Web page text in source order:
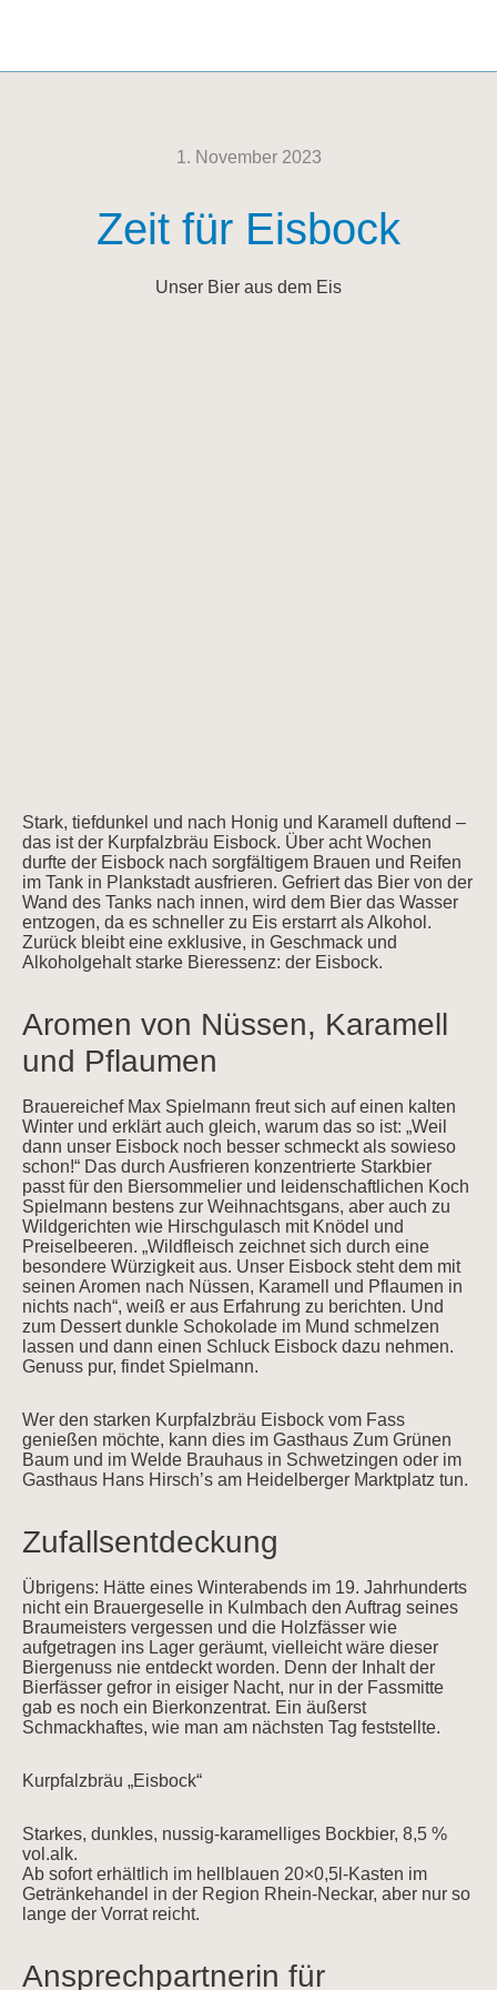
1. November 2023
Zeit für Eisbock
Unser Bier aus dem Eis
Stark, tiefdunkel und nach Honig und Karamell duftend –
das ist der Kurpfalzbräu Eisbock. Über acht Wochen
durfte der Eisbock nach sorgfältigem Brauen und Reifen
im Tank in Plankstadt ausfrieren. Gefriert das Bier von der
Wand des Tanks nach innen, wird dem Bier das Wasser
entzogen, da es schneller zu Eis erstarrt als Alkohol.
Zurück bleibt eine exklusive, in Geschmack und
Alkoholgehalt starke Bieressenz: der Eisbock.
Aromen von Nüssen, Karamell
und Pflaumen
Brauereichef Max Spielmann freut sich auf einen kalten
Winter und erklärt auch gleich, warum das so ist: „Weil
dann unser Eisbock noch besser schmeckt als sowieso
schon!“ Das durch Ausfrieren konzentrierte Starkbier
passt für den Biersommelier und leidenschaftlichen Koch
Spielmann bestens zur Weihnachtsgans, aber auch zu
Wildgerichten wie Hirschgulasch mit Knödel und
Preiselbeeren. „Wildfleisch zeichnet sich durch eine
besondere Würzigkeit aus. Unser Eisbock steht dem mit
seinen Aromen nach Nüssen, Karamell und Pflaumen in
nichts nach“, weiß er aus Erfahrung zu berichten. Und
zum Dessert dunkle Schokolade im Mund schmelzen
lassen und dann einen Schluck Eisbock dazu nehmen.
Genuss pur, findet Spielmann.
Wer den starken Kurpfalzbräu Eisbock vom Fass
genießen möchte, kann dies im Gasthaus Zum Grünen
Baum und im Welde Brauhaus in Schwetzingen oder im
Gasthaus Hans Hirsch’s am Heidelberger Marktplatz tun.
Zufallsentdeckung
Übrigens: Hätte eines Winterabends im 19. Jahrhunderts
nicht ein Brauergeselle in Kulmbach den Auftrag seines
Braumeisters vergessen und die Holzfässer wie
aufgetragen ins Lager geräumt, vielleicht wäre dieser
Biergenuss nie entdeckt worden. Denn der Inhalt der
Bierfässer gefror in eisiger Nacht, nur in der Fassmitte
gab es noch ein Bierkonzentrat. Ein äußerst
Schmackhaftes, wie man am nächsten Tag feststellte.
Kurpfalzbräu „Eisbock“
Starkes, dunkles, nussig-karamelliges Bockbier, 8,5 %
vol.alk.
Ab sofort erhältlich im hellblauen 20×0,5l-Kasten im
Getränkehandel in der Region Rhein-Neckar, aber nur so
lange der Vorrat reicht.
Ansprechpartnerin für